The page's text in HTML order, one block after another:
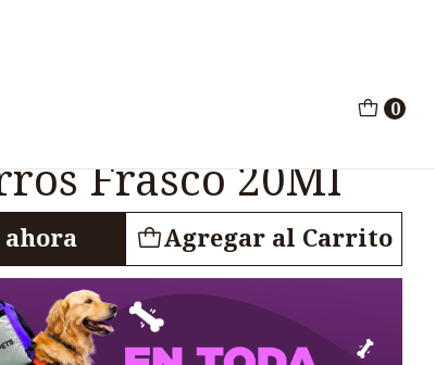
0
Frasco 20Ml
Antiparasitario
Frasco 20Ml
Agregar al Carrito